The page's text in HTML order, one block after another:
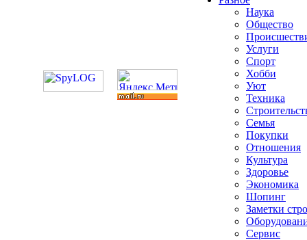
Наука
Общество
Услуги
Спорт
Хобби
Уют
Техника
Семья
Покупки
Отношения
Культура
Здоровье
Экономика
Шопинг
Заметки
Сервис